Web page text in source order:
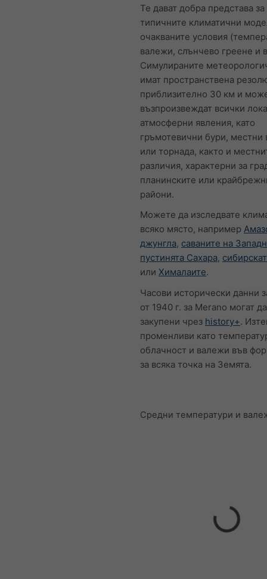
Те дават добра представа за
типичните климатични
очакваните условия
валежи, слънчево греене и
Симулираните
имат пространствена
приблизително 30 км и
възпроизвеждат всички
атмосферни явления, като
гръмотевични бури, местни
или торнада, както и
различия, характерни за
планинските или
райони.
Можете да изследвате
всяко място, например
джунгла, саваните на
пустинята Сахара,
или Хималаите.
Часови исторически данни
от 1940 г. за Merano могат
закупени чрез history+.
променливи като
облачност и валежи във
за всяка точка на Земята.
Средни температури и